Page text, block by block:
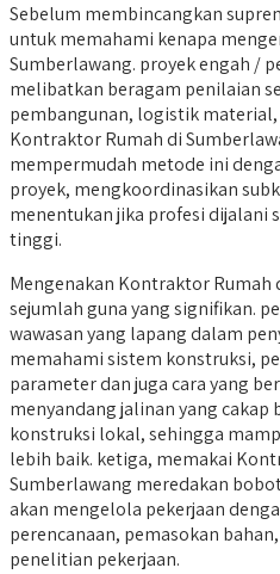
Sebelum membincangkan
untuk memahami kenapa
Sumberlawang. proyek engah /
melibatkan beragam penilaian
pembangunan, logistik material,
Kontraktor Rumah di
mempermudah metode ini
proyek, mengkoordinasikan
menentukan jika profesi dijalani
tinggi.
Mengenakan Kontraktor Rumah
sejumlah guna yang signifikan.
wawasan yang lapang dalam
memahami sistem konstruksi,
parameter dan juga cara yang
menyandang jalinan yang
konstruksi lokal, sehingga
lebih baik. ketiga, memakai
Sumberlawang meredakan
akan mengelola pekerjaan
perencanaan, pemasokan
penelitian pekerjaan.